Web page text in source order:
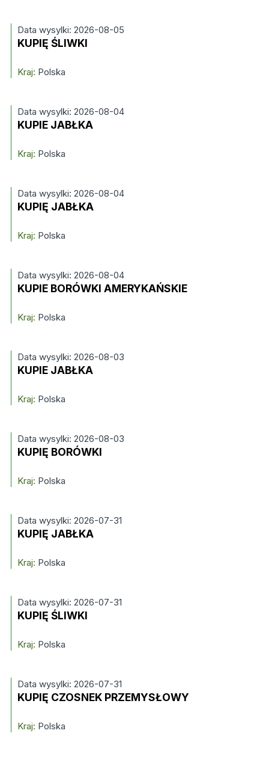
Data wysylki: 2026-08-05
KUPIĘ ŚLIWKI
Kraj: Polska
Data wysylki: 2026-08-04
KUPIE JABŁKA
Kraj: Polska
Data wysylki: 2026-08-04
KUPIĘ JABŁKA
Kraj: Polska
Data wysylki: 2026-08-04
KUPIE BORÓWKI AMERYKAŃSKIE
Kraj: Polska
Data wysylki: 2026-08-03
KUPIE JABŁKA
Kraj: Polska
Data wysylki: 2026-08-03
KUPIĘ BORÓWKI
Kraj: Polska
Data wysylki: 2026-07-31
KUPIĘ JABŁKA
Kraj: Polska
Data wysylki: 2026-07-31
KUPIĘ ŚLIWKI
Kraj: Polska
Data wysylki: 2026-07-31
KUPIĘ CZOSNEK PRZEMYSŁOWY
Kraj: Polska